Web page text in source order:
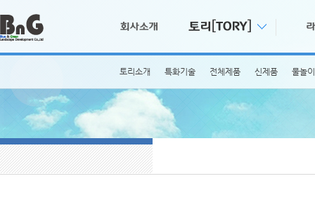
토리소개 특화기술 전체제품 신제품 물놀